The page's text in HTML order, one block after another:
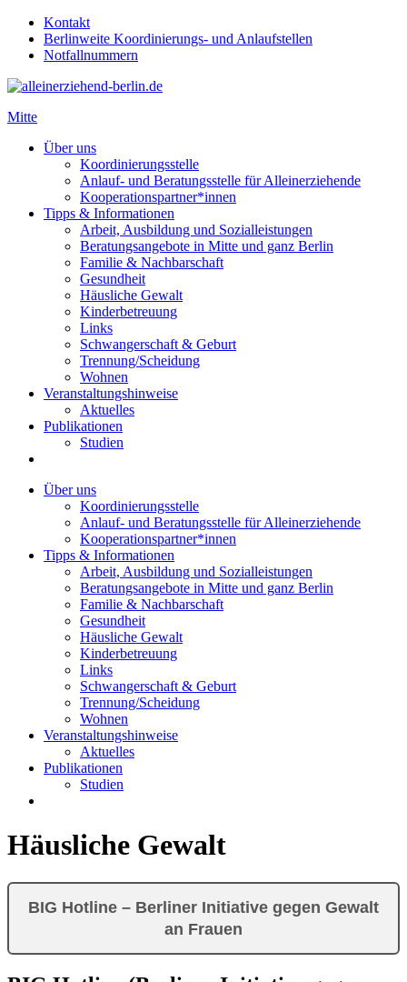
Kontakt
Berlinweite Koordinierungs- und Anlaufstellen
Notfallnummern
Mitte
Über uns
Koordinierungsstelle
Anlauf- und Beratungsstelle für Alleinerziehende
Kooperationspartner*innen
Tipps & Informationen
Arbeit, Ausbildung und Sozialleistungen
Beratungsangebote in Mitte und ganz Berlin
Familie & Nachbarschaft
Gesundheit
Häusliche Gewalt
Kinderbetreuung
Links
Schwangerschaft & Geburt
Trennung/Scheidung
Wohnen
Veranstaltungshinweise
Aktuelles
Publikationen
Studien
Über uns
Koordinierungsstelle
Anlauf- und Beratungsstelle für Alleinerziehende
Kooperationspartner*innen
Tipps & Informationen
Arbeit, Ausbildung und Sozialleistungen
Beratungsangebote in Mitte und ganz Berlin
Familie & Nachbarschaft
Gesundheit
Häusliche Gewalt
Kinderbetreuung
Links
Schwangerschaft & Geburt
Trennung/Scheidung
Wohnen
Veranstaltungshinweise
Aktuelles
Publikationen
Studien
Häusliche Gewalt
BIG Hotline – Berliner Initiative gegen Gewalt
an Frauen